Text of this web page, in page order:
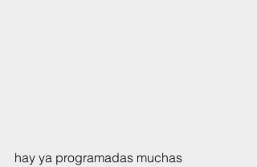
hay ya programadas muchas